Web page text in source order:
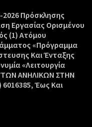
Πρόσκλησης
Εργασίας Ορισμένου
(1) Ατόμου
«Πρόγραμμα
Και Ένταξης
«Λειτουργία
ΑΝΗΛΙΚΩΝ ΣΤΗΝ
Έως Και